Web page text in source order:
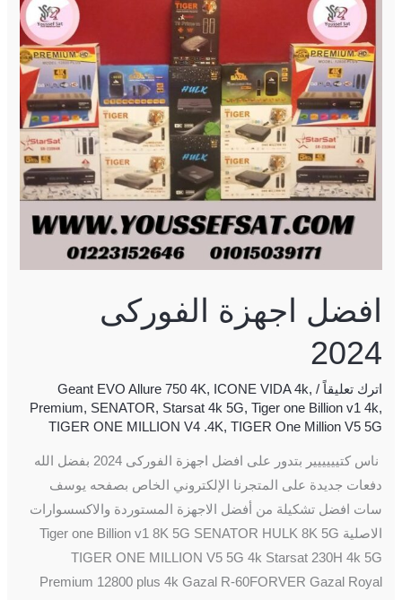
افضل اجهزة الفوركى
2024
اترك تعليقاً /
Geant EVO Allure 750 4K, ICONE VIDA 4k,
Premium, SENATOR, Starsat 4k 5G, Tiger one Billion v1 4k,
TIGER ONE MILLION V4 .4K, TIGER One Million V5 5G
ناس كتيييييير بتدور على افضل اجهزة الفوركى 2024 بفضل الله️
دفعات جديدة على المتجرنا الإلكتروني الخاص بصفحه يوسف
سات افضل تشكيلة من أفضل الاجهزة المستوردة والاكسسوارات
الاصلية Tiger one Billion v1 8K 5G SENATOR HULK 8K 5G
TIGER ONE MILLION V5 5G 4k Starsat 230H 4k 5G
Premium 12800 plus 4k Gazal R-60FORVER ️Gazal Royal
اجهزة
الفوركى
2024